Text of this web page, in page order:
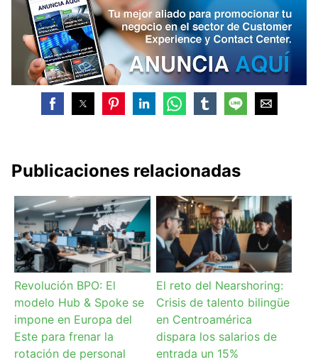
Publicaciones relacionadas
Revolución BPO: El
modelo Hub & Spoke se
impone en Europa del
Este para frenar la
rotación de personal
El reto del Nearshoring:
Crisis de talento bilingüe
en Centroamérica
dispara los salarios de
entrada un 15%